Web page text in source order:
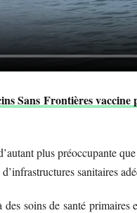
Sans Frontières
plus préoccupante
sanitaires
des soins de santé